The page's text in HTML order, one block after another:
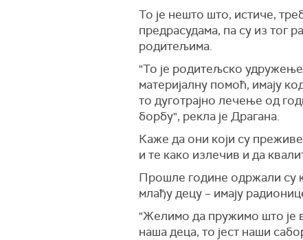
То је нешто што, истиче,
предрасудама, па су из тог
родитељима.
"То је родитељско
материјалну помоћ, имају
то дуготрајно лечење од
борбу", рекла је Драгана.
Каже да они који су
и те како излечив и да
Прошле године одржали су
млађу децу – имају
"Желимо да пружимо што је
наша деца, то јест наши